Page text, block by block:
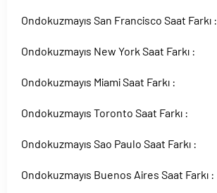
Ondokuzmayıs San Francisco Saat Farkı :
Ondokuzmayıs New York Saat Farkı :
Ondokuzmayıs Miami Saat Farkı :
Ondokuzmayıs Toronto Saat Farkı :
Ondokuzmayıs Sao Paulo Saat Farkı :
Ondokuzmayıs Buenos Aires Saat Farkı :